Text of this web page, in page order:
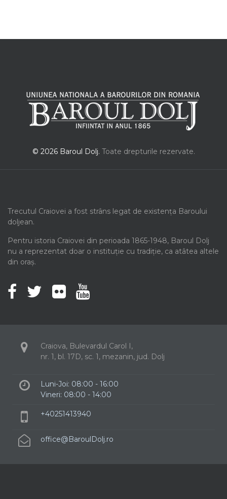
© 2026 Baroul Dolj. Toate drepturile rezervate.
Trecutul Craiovei a fost strâns legat de existența Baroului
doljean.
Pentru istoria Craiovei din perioada 1865-1948, Baroul Dolj
nu a reprezentat doar o instituție cu tradiție, ca atâtea altele
din oraș.
Craiova, Bulevardul Carol I,
nr. 1, bl. 17D, sc. 1, mezanin, jud. Dolj
Luni-Joi: 08:00 - 16:00
Vineri: 08:00 - 14:00
+40251413940
office@BaroulDolj.ro